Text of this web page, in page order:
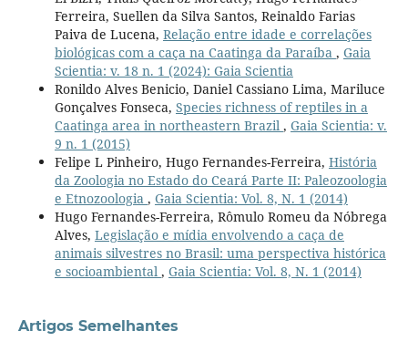
Ferreira, Suellen da Silva Santos, Reinaldo Farias
Paiva de Lucena, Relação entre idade e correlações
biológicas com a caça na Caatinga da Paraíba , Gaia
Scientia: v. 18 n. 1 (2024): Gaia Scientia
Ronildo Alves Benicio, Daniel Cassiano Lima, Mariluce
Gonçalves Fonseca, Species richness of reptiles in a
Caatinga area in northeastern Brazil , Gaia Scientia: v.
9 n. 1 (2015)
Felipe L Pinheiro, Hugo Fernandes-Ferreira, História
da Zoologia no Estado do Ceará Parte II: Paleozoologia
e Etnozoologia , Gaia Scientia: Vol. 8, N. 1 (2014)
Hugo Fernandes-Ferreira, Rômulo Romeu da Nóbrega
Alves, Legislação e mídia envolvendo a caça de
animais silvestres no Brasil: uma perspectiva histórica
e socioambiental , Gaia Scientia: Vol. 8, N. 1 (2014)
Artigos Semelhantes